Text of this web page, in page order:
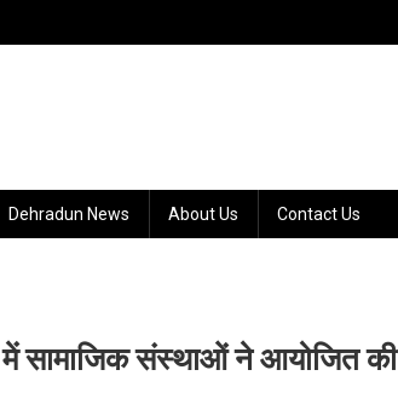
Dehradun News About Us Contact Us
में सामाजिक संस्थाओं ने आयोजित की